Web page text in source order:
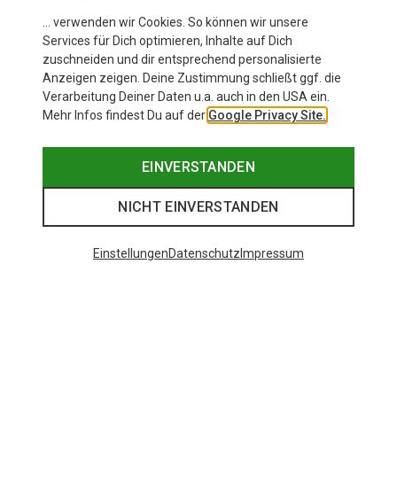
Garmin
Quickfit Silikon 26 Armband
44,96 €
… verwenden wir Cookies. So können wir unsere
Services für Dich optimieren, Inhalte auf Dich
zuschneiden und dir entsprechend personalisierte
Anzeigen zeigen. Deine Zustimmung schließt ggf. die
Verarbeitung Deiner Daten u.a. auch in den USA ein.
Mehr Infos findest Du auf der Google Privacy Site.
EINVERSTANDEN
NICHT EINVERSTANDEN
EinstellungenDatenschutz Impressum